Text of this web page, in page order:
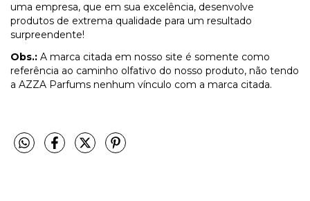
uma empresa, que em sua excelência, desenvolve
produtos de extrema qualidade para um resultado
surpreendente!
Obs.: A marca citada em nosso site é somente como
referência ao caminho olfativo do nosso produto, não tendo
a AZZA Parfums nenhum vínculo com a marca citada.